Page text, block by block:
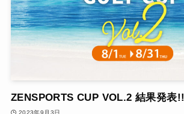
ZENSPORTS CUP VOL.2 結果発表!!
2023年9月3日